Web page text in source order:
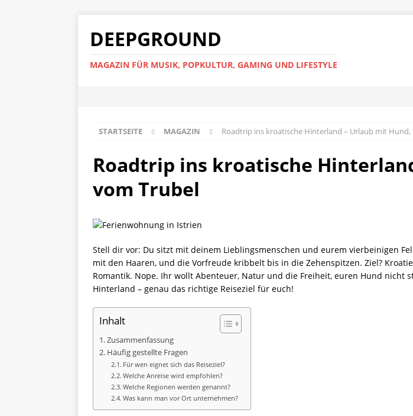
DEEPGROUND
MAGAZIN FÜR MUSIK, POPKULTUR, GAMING UND LIFESTYLE
STARTSEITE MAGAZIN Roadtrip ins kroatische Hinterland – Urlaub mit
Roadtrip ins kroatische
vom Trubel
Stell dir vor: Du sitzt mit deinem Lieblingsmenschen und eurem vierbeinigen
mit den Haaren, und die Vorfreude kribbelt bis in die Zehenspitzen. Ziel?
Romantik. Nope. Ihr wollt Abenteuer, Natur und die Freiheit, euren Hund nicht
Hinterland – genau das richtige Reiseziel für euch!
Inhalt
Zusammenfassung
Häufig gestellte Fragen
Für wen eignet sich das Reiseziel?
Welche Anreise wird empfohlen?
Welche Regionen werden genannt?
Was kann man vor Ort unternehmen?